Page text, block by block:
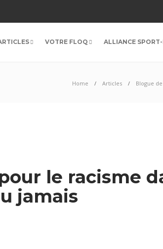
VOTRE FLOQ ALLIANCE
Home Articles Blogue de
le racisme
jamais